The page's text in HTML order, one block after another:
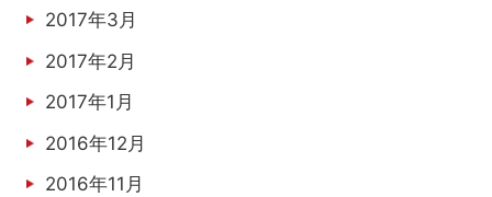
2017年3月
2017年2月
2017年1月
2016年12月
2016年11月